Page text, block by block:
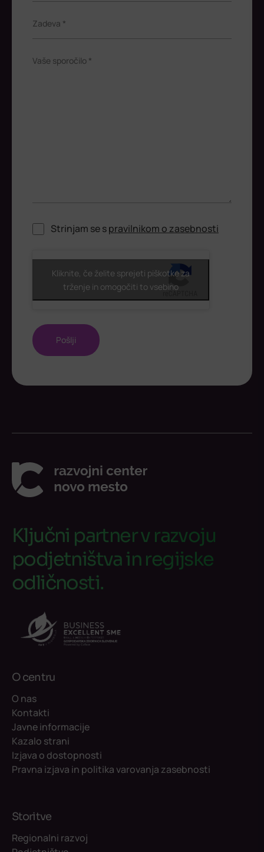
Zadeva *
Vaše sporočilo *
Strinjam se spravilnikom o zasebnosti
ReCaptcha
Kliknite, če želite sprejeti piškotke za
trženje in omogočiti to vsebino
Ključni partner v razvoju
podjetništva in regijske
odličnosti.
O centru
O nas
Kontakti
Javne informacije
Kazalo strani
Izjava o dostopnosti
Pravna izjava in politika varovanja zasebnosti
Storitve
Regionalni razvoj